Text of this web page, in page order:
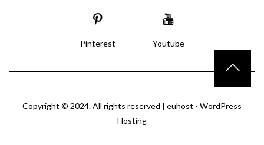
Pinterest Youtube
Copyright © 2024. All rights reserved | euhost - WordPress
Hosting